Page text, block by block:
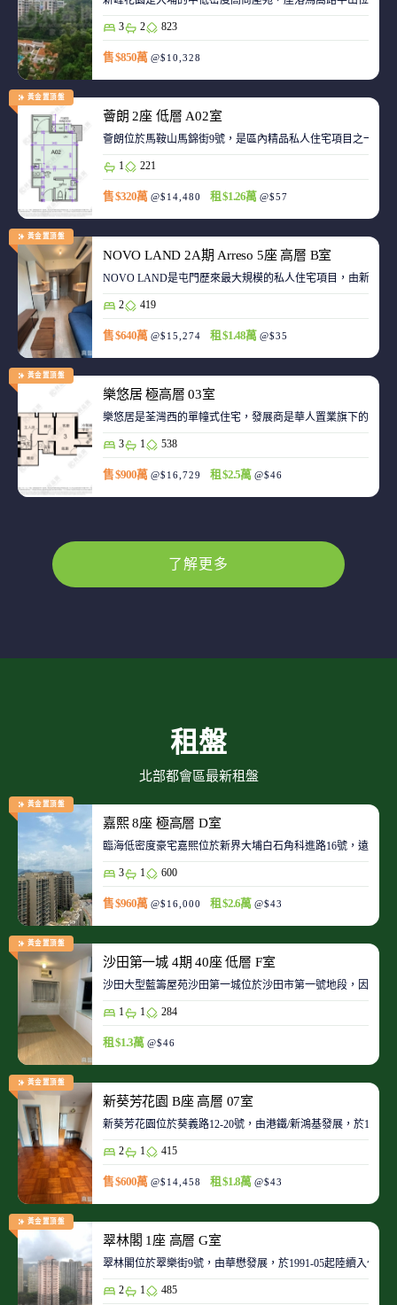
3 2 823
售 $850萬 @$10,328
黃金置頂盤
薈朗 2座 低層 A02室
薈朗位於馬鞍山馬錦街9號，是區內精品私人住宅項目之一，
1 221
售 $320萬 @$14,480 租 $1.26萬 @$57
黃金置頂盤
NOVO LAND 2A期 Arreso 5座 高層 B室
NOVO LAND是屯門歷來最大規模的私人住宅項目，由新鴻
2 419
售 $640萬 @$15,274 租 $1.48萬 @$35
黃金置頂盤
樂悠居 極高層 03室
樂悠居是荃灣西的單幢式住宅，發展商是華人置業旗下的廣
3 1 538
售 $900萬 @$16,729 租 $2.5萬 @$46
了解更多
租盤
北部都會區最新租盤
黃金置頂盤
嘉熙 8座 極高層 D室
臨海低密度豪宅嘉熙位於新界大埔白石角科進路16號，遠離
3 1 600
售 $960萬 @$16,000 租 $2.6萬 @$43
黃金置頂盤
沙田第一城 4期 40座 低層 F室
沙田大型藍籌屋苑沙田第一城位於沙田市第一號地段，因此
1 1 284
租 $1.3萬 @$46
黃金置頂盤
新葵芳花園 B座 高層 07室
新葵芳花園位於葵義路12-20號，由港鐵/新鴻基發展，於
2 1 415
售 $600萬 @$14,458 租 $1.8萬 @$43
黃金置頂盤
翠林閣 1座 高層 G室
翠林閣位於翠樂街9號，由華懋發展，於1991-05起陸續入伙
2 1 485